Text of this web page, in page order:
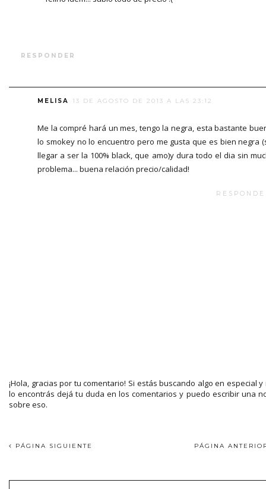
RESPONDER
MELISA 13 DE AGOSTO DE 2013 A LAS 23:12
Me la compré hará un mes, tengo la negra, esta bastante
lo smokey no lo encuentro pero me gusta que es bien negra
llegar a ser la 100% black, que amo)y dura todo el dia sin
problema... buena relación precio/calidad!
¡Hola, gracias por tu comentario! Si estás buscando algo en especial y
lo encontrás dejá tu duda en los comentarios y puedo escribir una
sobre eso.
PÁGINA SIGUIENTE PÁGINA